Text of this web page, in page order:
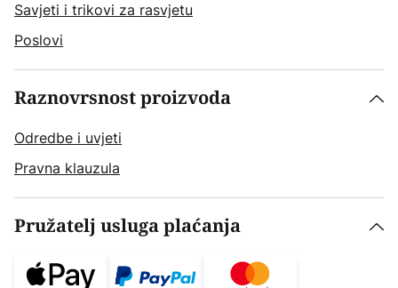
Savjeti i trikovi za rasvjetu
Poslovi
Raznovrsnost proizvoda
Odredbe i uvjeti
Pravna klauzula
Pružatelj usluga plaćanja